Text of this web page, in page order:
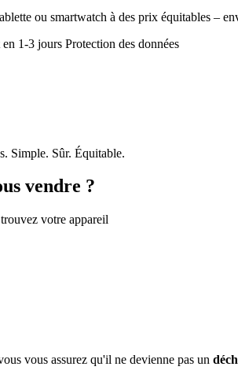
ou smartwatch à des prix équitables –
en 1-3 jours Protection des données
Simple. Sûr. Équitable.
vendre ?
votre appareil
vous assurez qu'il ne devienne pas un